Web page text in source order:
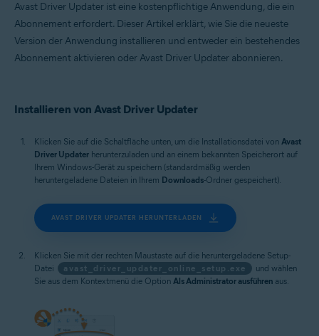
Avast Driver Updater ist eine kostenpflichtige Anwendung, die ein
Abonnement erfordert. Dieser Artikel erklärt, wie Sie die neueste
Version der Anwendung installieren und entweder ein bestehendes
Abonnement aktivieren oder Avast Driver Updater abonnieren.
Installieren von Avast Driver Updater
Klicken Sie auf die Schaltfläche unten, um die Installationsdatei von Avast
Driver Updater herunterzuladen und an einem bekannten Speicherort auf
Ihrem Windows-Gerät zu speichern (standardmäßig werden
heruntergeladene Dateien in Ihrem Downloads-Ordner gespeichert).
AVAST DRIVER UPDATER HERUNTERLADEN
Klicken Sie mit der rechten Maustaste auf die heruntergeladene Setup-
Datei
avast_driver_updater_online_setup.exe
und wählen
Sie aus dem Kontextmenü die Option Als Administrator ausführen aus.